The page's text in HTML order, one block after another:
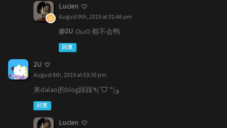
Lucien
August 9th, 2019 at 01:46 pm
@2U OωO 都不会鸭
回复
2U
August 8th, 2019 at 03:38 pm
来dalao的blog踩踩٩(ˊᗜˋ*)و
回复
Lucien